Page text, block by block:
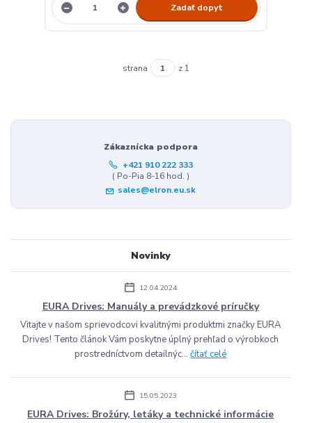
Zadať dopyt
strana z 1
Zákaznícka podpora
+421 910 222 333
( Po-Pia 8-16 hod. )
sales@elron.eu.sk
Novinky
12.04.2024
EURA Drives: Manuály a prevádzkové príručky
Vitajte v našom sprievodcovi kvalitnými produktmi značky EURA
Drives! Tento článok Vám poskytne úplný prehľad o výrobkoch
prostredníctvom detailnýc...čítať celé
15.05.2023
EURA Drives: Brožúry, letáky a technické informácie